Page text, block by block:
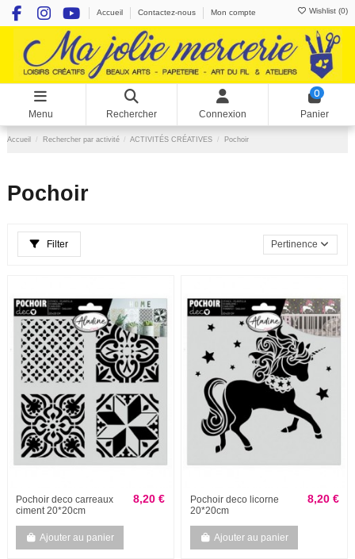
Accueil Contactez-nous Mon compte Wishlist (0)
Menu Rechercher Connexion
0
Panier
Accueil Rechercher par activité ACTIVITÉS CRÉATIVES Pochoir
Pochoir
Filter Pertinence
Pochoir deco carreaux
ciment 20*20cm
8,20 €
Ajouter au panier
Pochoir deco licorne
20*20cm
8,20 €
Ajouter au panier